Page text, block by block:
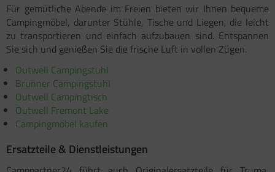
Für gemütliche Abende im Freien bieten wir Ihnen bequeme
Campingmöbel, darunter Stühle, Tische und Liegen, die leicht
zu transportieren und einfach aufzubauen sind. Entspannen
Sie sich und genießen Sie die frische Luft in vollen Zügen.
Outwell Campingstuhl
Brunner Campingstuhl
Outwell Campingtisch
Outwell Fremont Lake
Campingmöbel kaufen
Ersatzteile & Dienstleistungen